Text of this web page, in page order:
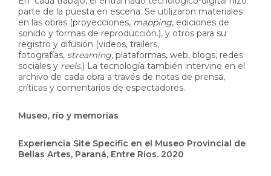
parte de la puesta en escena. Se utilizaron materiales
en las obras (proyecciones, mapping, ediciones de
sonido y formas de reproducción.), y otros para su
registro y difusión (videos, trailers,
fotografías, streaming, plataformas, web, blogs, redes
sociales y reels.) La tecnología también intervino en el
archivo de cada obra a través de notas de prensa,
críticas y comentarios de espectadores.
Museo, río y memorias
Experiencia Site Specific en el Museo Provincial de
Bellas Artes, Paraná, Entre Ríos. 2020